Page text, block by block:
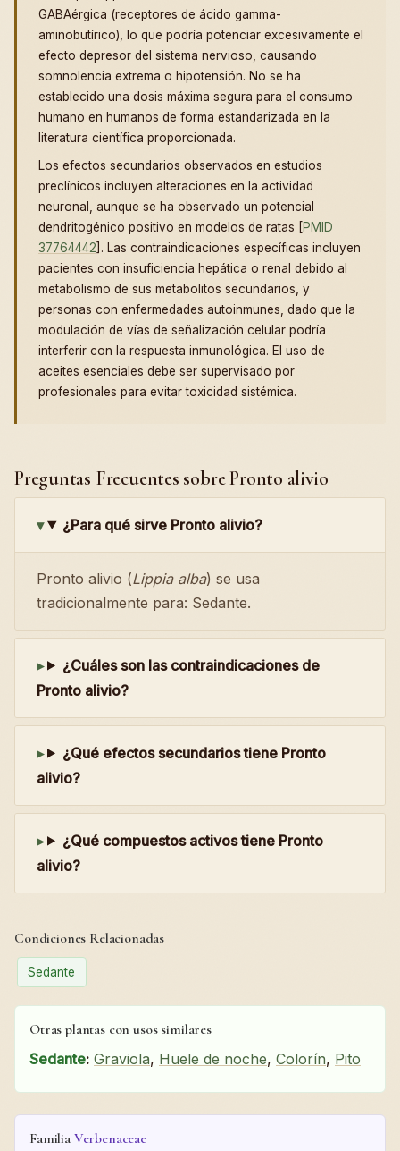
GABAérgica (receptores de ácido gamma-
aminobutírico), lo que podría potenciar excesivamente el
efecto depresor del sistema nervioso, causando
somnolencia extrema o hipotensión. No se ha
establecido una dosis máxima segura para el consumo
humano en humanos de forma estandarizada en la
literatura científica proporcionada.
Los efectos secundarios observados en estudios
preclínicos incluyen alteraciones en la actividad
neuronal, aunque se ha observado un potencial
dendritogénico positivo en modelos de ratas [PMID
37764442]. Las contraindicaciones específicas incluyen
pacientes con insuficiencia hepática o renal debido al
metabolismo de sus metabolitos secundarios, y
personas con enfermedades autoinmunes, dado que la
modulación de vías de señalización celular podría
interferir con la respuesta inmunológica. El uso de
aceites esenciales debe ser supervisado por
profesionales para evitar toxicidad sistémica.
Preguntas Frecuentes sobre Pronto alivio
¿Para qué sirve Pronto alivio?
Pronto alivio (Lippia alba) se usa
tradicionalmente para: Sedante.
¿Cuáles son las contraindicaciones de
Pronto alivio?
¿Qué efectos secundarios tiene Pronto
alivio?
¿Qué compuestos activos tiene Pronto
alivio?
Condiciones Relacionadas
Sedante
Otras plantas con usos similares
Sedante: Graviola, Huele de noche, Colorín, Pito
Familia Verbenaceae